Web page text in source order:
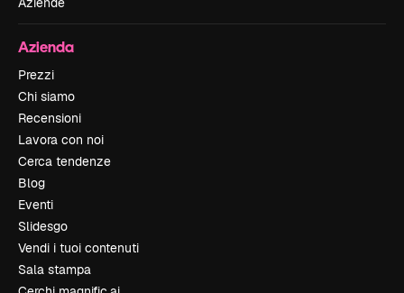
Azienda
Prezzi
Chi siamo
Recensioni
Lavora con noi
Cerca tendenze
Blog
Eventi
Slidesgo
Vendi i tuoi contenuti
Sala stampa